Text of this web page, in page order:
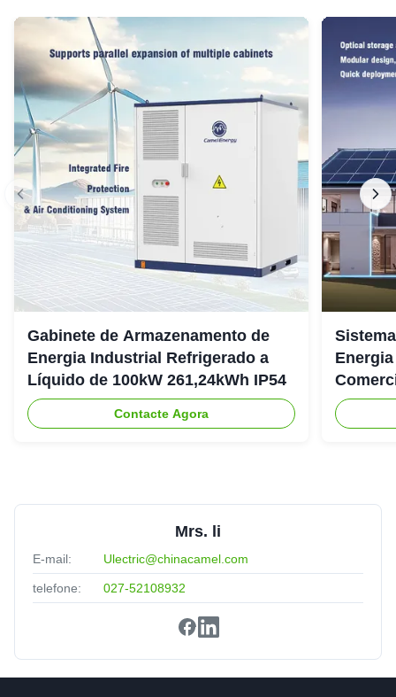
Gabinete de Armazenamento de
Energia Industrial Refrigerado a
Líquido de 100kW 261,24kWh IP54
Contacte Agora
Mrs. li
E-mail: Ulectric@chinacamel.com
telefone: 027-52108932